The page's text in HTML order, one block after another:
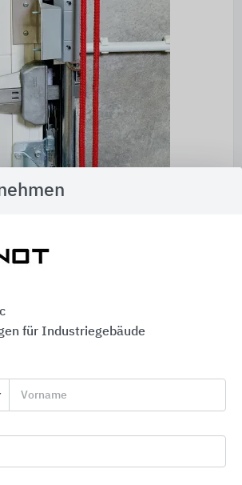
sichern Rollte und Personaltüren
Sicherheit
pro Quadratmeter und
bei einem Schadensereignis.
sind Türen und
für Industriegebäude
Vorname